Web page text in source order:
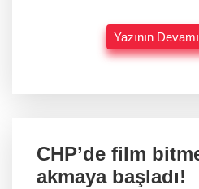
Yazının
CHP’de film
akmaya başladı!